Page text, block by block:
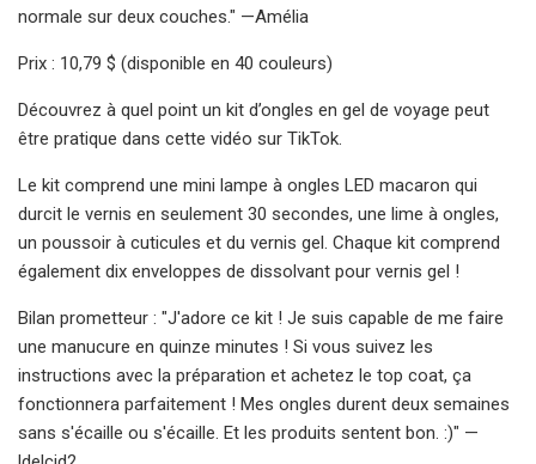
normale sur deux couches." —Amélia
Prix ​​: 10,79 $ (disponible en 40 couleurs)
Découvrez à quel point un kit d’ongles en gel de voyage peut
être pratique dans cette vidéo sur TikTok.
Le kit comprend une mini lampe à ongles LED macaron qui
durcit le vernis en seulement 30 secondes, une lime à ongles,
un poussoir à cuticules et du vernis gel. Chaque kit comprend
également dix enveloppes de dissolvant pour vernis gel !
Bilan prometteur : "J'adore ce kit ! Je suis capable de me faire
une manucure en quinze minutes ! Si vous suivez les
instructions avec la préparation et achetez le top coat, ça
fonctionnera parfaitement ! Mes ongles durent deux semaines
sans s'écaille ou s'écaille. Et les produits sentent bon. :)" —